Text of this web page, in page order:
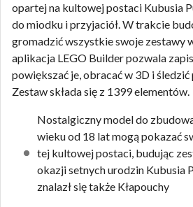
opartej na kultowej postaci Kubusia
do miodku i przyjaciół. W trakcie
gromadzić wszystkie swoje zestawy
aplikacja LEGO Builder pozwala
powiększać je, obracać w 3D i
Zestaw składa się z 1399 elementów.
Nostalgiczny model do
wieku od 18 lat mogą pokazać
tej kultowej postaci, budując
okazji setnych urodzin Kubusia
znalazł się także Kłapouchy